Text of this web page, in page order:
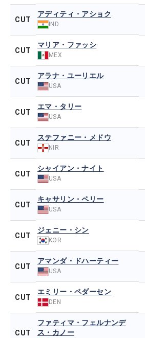
CUT
アディティ・アショク
IND
CUT
マリア・ファッシ
MEX
CUT
アラナ・ユーリエル
USA
CUT
エマ・タリー
USA
CUT
ステファニー・メドウ
NIR
CUT
シャイアン・ナイト
USA
CUT
キャサリン・ペリー
USA
CUT
ジェニー・シン
KOR
CUT
アマンダ・ドハーティー
USA
CUT
エミリー・ペダーセン
DEN
CUT
ファティマ・フェルナンデ
ス・カノー